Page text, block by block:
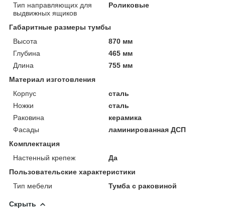
Тип направляющих для
выдвижных ящиков
Роликовые
Габаритные размеры тумбы
Высота
870 мм
Глубина
465 мм
Длина
755 мм
Материал изготовления
Корпус
сталь
Ножки
сталь
Раковина
керамика
Фасады
ламинированная ДСП
Комплектация
Настенный крепеж
Да
Пользовательские характеристики
Тип мебели
Тумба с раковиной
Скрыть